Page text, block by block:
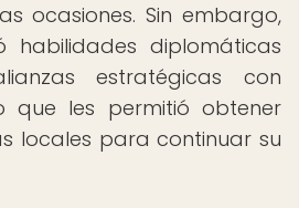
ocasiones. Sin embargo,
habilidades diplomáticas
estratégicas con
que les permitió obtener
locales para continuar su